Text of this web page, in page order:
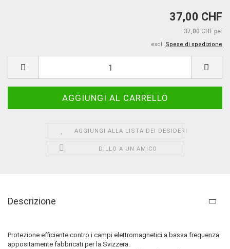
37,00 CHF
37,00 CHF per
excl. Spese di spedizione
AGGIUNGI ALLA LISTA DEI DESIDERI
DILLO A UN AMICO
Descrizione
Protezione efficiente contro i campi elettromagnetici a bassa frequenza
appositamente fabbricati per la Svizzera.